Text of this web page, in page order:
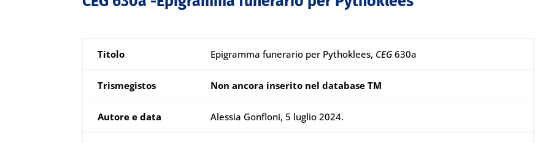
Titolo Epigramma funerario per Pythoklees, CEG630a
Trismegistos Non ancora inserito nel database TM
Autore e data Alessia Gonfloni, 5 luglio 2024.